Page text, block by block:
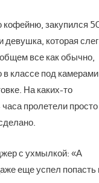
кофейню, закупился
которая
все как обычно,
в классе под
На каких-то
пролетели просто
с ухмылкой: «А
еще успел попасть